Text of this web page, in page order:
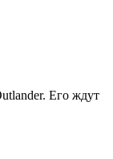
Его ждут